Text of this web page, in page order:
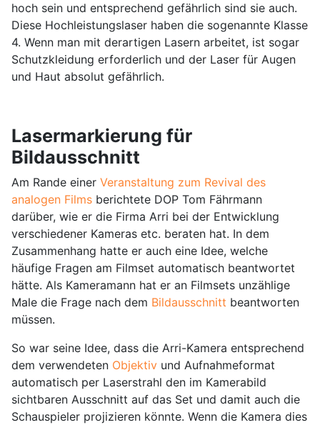
hoch sein und entsprechend gefährlich sind sie auch.
Diese Hochleistungslaser haben die sogenannte Klasse
4. Wenn man mit derartigen Lasern arbeitet, ist sogar
Schutzkleidung erforderlich und der Laser für Augen
und Haut absolut gefährlich.
Lasermarkierung für
Bildausschnitt
Am Rande einer Veranstaltung zum Revival des
analogen Films berichtete DOP Tom Fährmann
darüber, wie er die Firma Arri bei der Entwicklung
verschiedener Kameras etc. beraten hat. In dem
Zusammenhang hatte er auch eine Idee, welche
häufige Fragen am Filmset automatisch beantwortet
hätte. Als Kameramann hat er an Filmsets unzählige
Male die Frage nach dem Bildausschnitt beantworten
müssen.
So war seine Idee, dass die Arri-Kamera entsprechend
dem verwendeten Objektiv und Aufnahmeformat
automatisch per Laserstrahl den im Kamerabild
sichtbaren Ausschnitt auf das Set und damit auch die
Schauspieler projizieren könnte. Wenn die Kamera dies